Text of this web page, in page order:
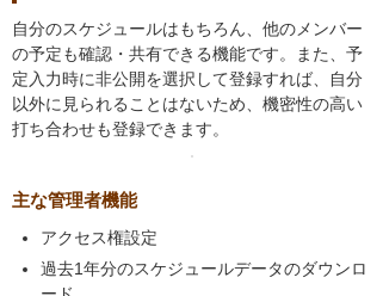
自分のスケジュールはもちろん、他のメンバー
の予定も確認・共有できる機能です。また、予
定入力時に非公開を選択して登録すれば、自分
以外に見られることはないため、機密性の高い
打ち合わせも登録できます。
主な管理者機能
アクセス権設定
過去1年分のスケジュールデータのダウンロ